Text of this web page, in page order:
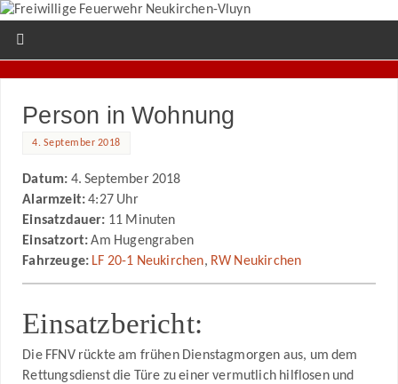
Person in Wohnung
4. September 2018
Datum: 4. September 2018
Alarmzeit:4:27 Uhr
Einsatzdauer: 11 Minuten
Einsatzort:Am Hugengraben
Fahrzeuge: LF 20-1 Neukirchen, RW Neukirchen
Einsatzbericht:
Die FFNV rückte am frühen Dienstagmorgen aus, um dem
Rettungsdienst die Türe zu einer vermutlich hilflosen und